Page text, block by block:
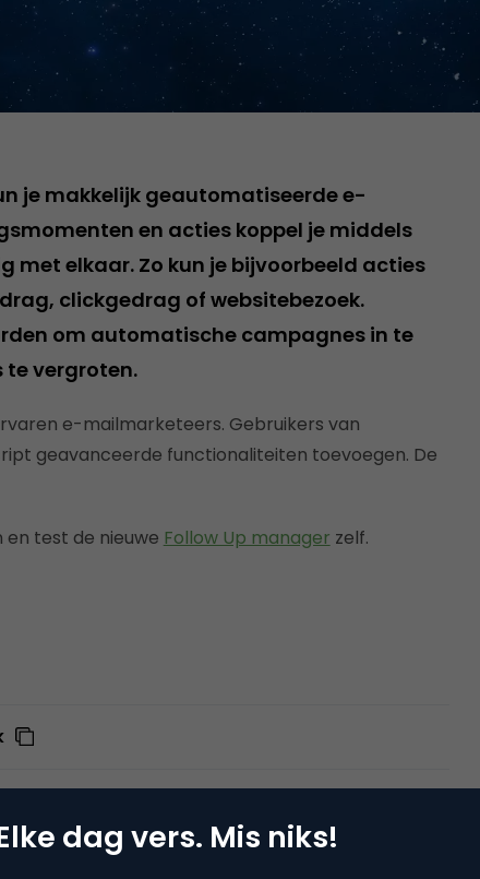
je makkelijk geautomatiseerde e-
en acties koppel je middels
met elkaar. Zo kun je bijvoorbeeld acties
clickgedrag of websitebezoek.
om automatische campagnes in te
vergroten.
e-mailmarketeers. Gebruikers van
geavanceerde functionaliteiten toevoegen. De
test de nieuwe Follow Up manager zelf.
dag vers. Mis niks!